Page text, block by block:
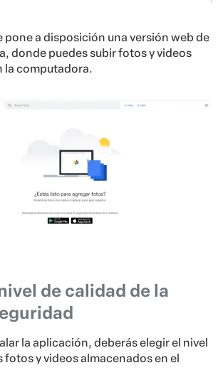
pone a disposición una versión web de
donde puedes subir fotos y videos
la computadora.
de calidad de la
la aplicación, deberás elegir el nivel
fotos y videos almacenados en el